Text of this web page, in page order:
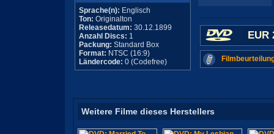
Sprache(n): Englisch
Ton: Originalton
Releasedatum: 30.12.1899
Anzahl Discs: 1
Packung: Standard Box
Format: NTSC (16:9)
Ländercode: 0 (Codefree)
EUR
Weitere Filme dieses Herstellers